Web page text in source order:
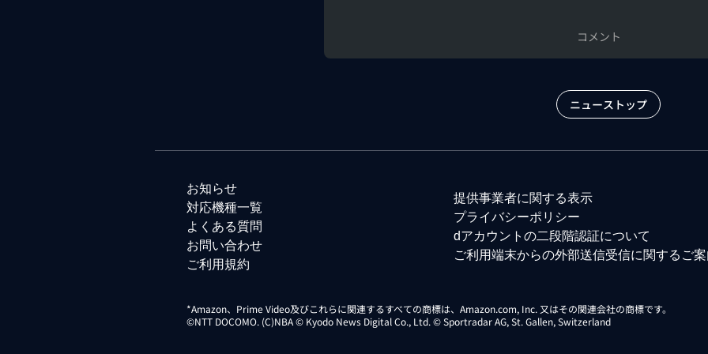
コメント
ニューストップ
お知らせ
対応機種一覧
よくある質問
お問い合わせ
ご利用規約
提供事業者に関する表示
プライバシーポリシー
dアカウントの二段階認証について
ご利用端末からの外部送信受信に関するご
*Amazon、Prime Video及びこれらに関連するすべての商標は、Amazon.com, Inc. 又はその関連会社の商標です。
©NTT DOCOMO. (C)NBA © Kyodo News Digital Co., Ltd. © Sportradar AG, St. Gallen, Switzerland